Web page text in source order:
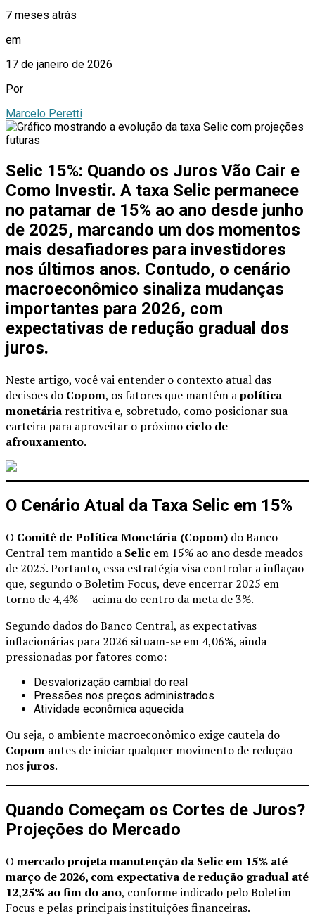
7 meses atrás
em
17 de janeiro de 2026
Por
Marcelo Peretti
Selic 15%: Quando os Juros Vão Cair e
Como Investir. A taxa Selic permanece
no patamar de 15% ao ano desde junho
de 2025, marcando um dos momentos
mais desafiadores para investidores
nos últimos anos. Contudo, o cenário
macroeconômico sinaliza mudanças
importantes para 2026, com
expectativas de redução gradual dos
juros.
Neste artigo, você vai entender o contexto atual das
decisões do Copom, os fatores que mantêm apolítica
monetária restritiva e, sobretudo, como posicionar sua
carteira para aproveitar o próximo ciclo de
afrouxamento.
O Cenário Atual da Taxa Selic em 15%
O Comitê de Política Monetária (Copom) do Banco
Central tem mantido a Selic em 15% ao ano desde meados
de 2025. Portanto, essa estratégia visa controlar a inflação
que, segundo o Boletim Focus, deve encerrar 2025 em
torno de 4,4% — acima do centro da meta de 3%.
Segundo dados do Banco Central, as expectativas
inflacionárias para 2026 situam-se em 4,06%, ainda
pressionadas por fatores como:
Desvalorização cambial do real
Pressões nos preços administrados
Atividade econômica aquecida
Ou seja, o ambiente macroeconômico exige cautela do
Copom antes de iniciar qualquer movimento de redução
nosjuros.
Quando Começam os Cortes de Juros?
Projeções do Mercado
O mercado projeta manutenção da Selic em 15% até
março de 2026, com expectativa de redução gradual até
12,25% ao fim do ano, conforme indicado pelo Boletim
Focus e pelas principais instituições financeiras.